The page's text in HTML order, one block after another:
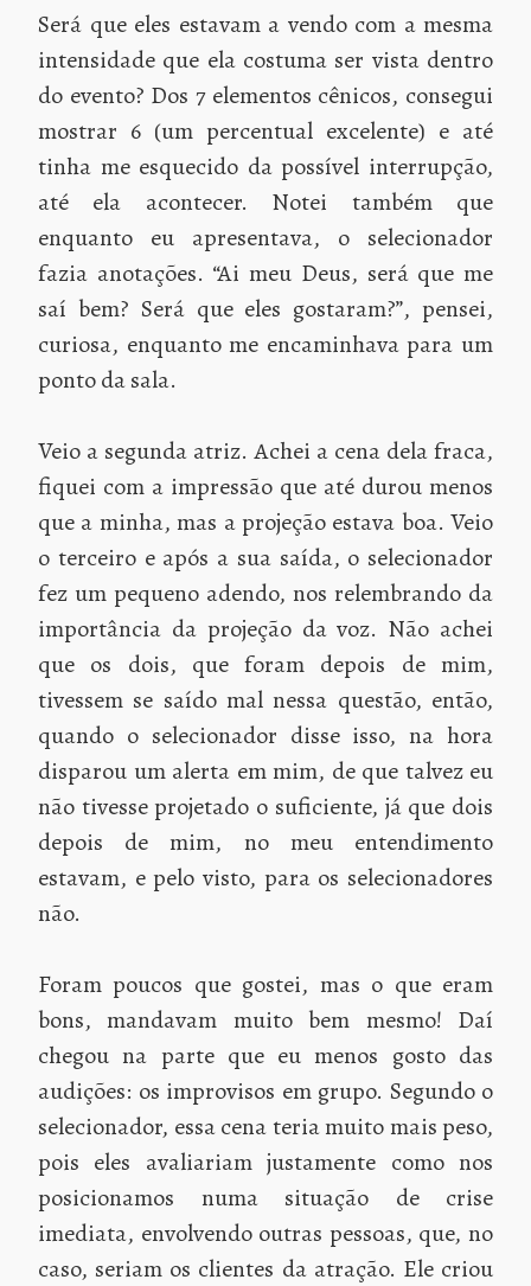
Será que eles estavam a vendo com a mesma
intensidade que ela costuma ser vista dentro
do evento? Dos 7 elementos cênicos, consegui
mostrar 6 (um percentual excelente) e até
tinha me esquecido da possível interrupção,
até ela acontecer. Notei também que
enquanto eu apresentava, o selecionador
fazia anotações. “Ai meu Deus, será que me
saí bem? Será que eles gostaram?”, pensei,
curiosa, enquanto me encaminhava para um
ponto da sala.
Veio a segunda atriz. Achei a cena dela fraca,
fiquei com a impressão que até durou menos
que a minha, mas a projeção estava boa. Veio
o terceiro e após a sua saída, o selecionador
fez um pequeno adendo, nos relembrando da
importância da projeção da voz. Não achei
que os dois, que foram depois de mim,
tivessem se saído mal nessa questão, então,
quando o selecionador disse isso, na hora
disparou um alerta em mim, de que talvez eu
não tivesse projetado o suficiente, já que dois
depois de mim, no meu entendimento
estavam, e pelo visto, para os selecionadores
não.
Foram poucos que gostei, mas o que eram
bons, mandavam muito bem mesmo! Daí
chegou na parte que eu menos gosto das
audições: os improvisos em grupo. Segundo o
selecionador, essa cena teria muito mais peso,
pois eles avaliariam justamente como nos
posicionamos numa situação de crise
imediata, envolvendo outras pessoas, que, no
caso, seriam os clientes da atração. Ele criou